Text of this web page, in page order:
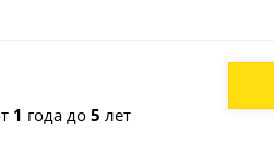
1 года до5 лет